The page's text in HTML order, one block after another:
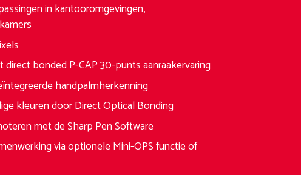
in kantooromgevingen,
bonded P-CAP 30-punts aanraakervaring
handpalmherkenning
kleuren door Direct Optical Bonding
met de Sharp Pen Software
via optionele Mini-OPS functie of